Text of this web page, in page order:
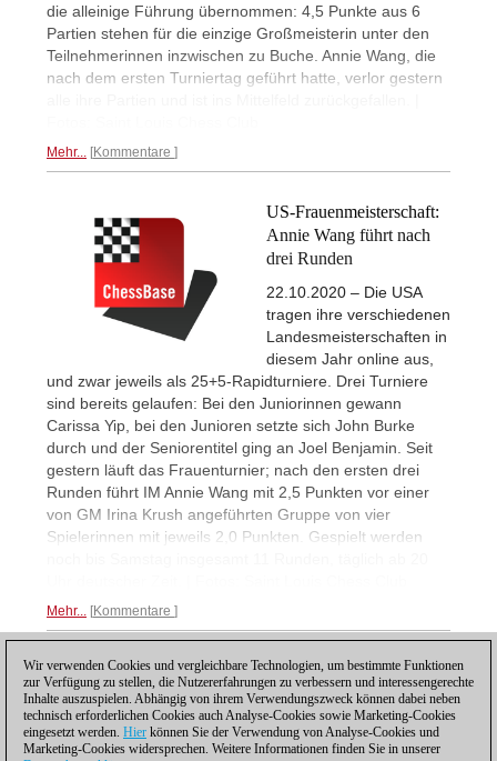
die alleinige Führung übernommen: 4,5 Punkte aus 6
Partien stehen für die einzige Großmeisterin unter den
Teilnehmerinnen inzwischen zu Buche. Annie Wang, die
nach dem ersten Turniertag geführt hatte, verlor gestern
Mehr... Kommentare
US-Frauenmeisterschaft:
Annie Wang führt nach
drei Runden
22.10.2020 – Die USA
tragen ihre verschiedenen
Landesmeisterschaften in
diesem Jahr online aus,
und zwar jeweils als 25+5-Rapidturniere. Drei Turniere
sind bereits gelaufen: Bei den Juniorinnen gewann
Carissa Yip, bei den Junioren setzte sich John Burke
durch und der Seniorentitel ging an Joel Benjamin. Seit
gestern läuft das Frauenturnier; nach den ersten drei
Runden führt IM Annie Wang mit 2,5 Punkten vor einer
von GM Irina Krush angeführten Gruppe von vier
Spielerinnen mit jeweils 2,0 Punkten. Gespielt werden
Mehr... Kommentare
1
Wir verwenden Cookies und vergleichbare Technologien, um bestimmte Funktionen
zur Verfügung zu stellen, die Nutzererfahrungen zu verbessern und interessengerechte
Inhalte auszuspielen. Abhängig von ihrem Verwendungszweck können dabei neben
technisch erforderlichen Cookies auch Analyse-Cookies sowie Marketing-Cookies
eingesetzt werden. Hier können Sie der Verwendung von Analyse-Cookies und
Marketing-Cookies widersprechen. Weitere Informationen finden Sie in unserer